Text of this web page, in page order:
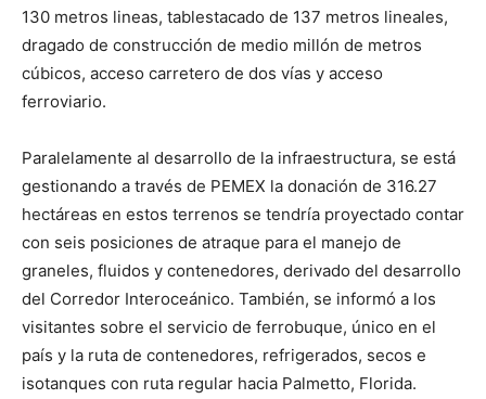
130 metros lineas, tablestacado de 137 metros lineales,
dragado de construcción de medio millón de metros
cúbicos, acceso carretero de dos vías y acceso
ferroviario.
Paralelamente al desarrollo de la infraestructura, se está
gestionando a través de PEMEX la donación de 316.27
hectáreas en estos terrenos se tendría proyectado contar
con seis posiciones de atraque para el manejo de
graneles, fluidos y contenedores, derivado del desarrollo
del Corredor Interoceánico. También, se informó a los
visitantes sobre el servicio de ferrobuque, único en el
país y la ruta de contenedores, refrigerados, secos e
isotanques con ruta regular hacia Palmetto, Florida.